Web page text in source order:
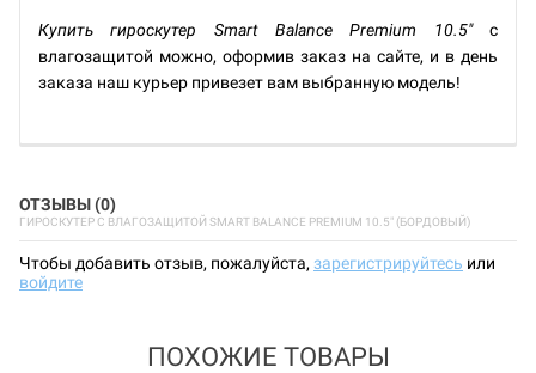
Купить гироскутер Smart Balance Premium 10.5" с
влагозащитой можно, оформив заказ на сайте, и в день
заказа наш курьер привезет вам выбранную модель!
ОТЗЫВЫ (0)
ГИРОСКУТЕР С ВЛАГОЗАЩИТОЙ SMART BALANCE PREMIUM 10.5" (БОРДОВЫЙ)
Чтобы добавить отзыв, пожалуйста, зарегистрируйтесь или
войдите
ПОХОЖИЕ ТОВАРЫ